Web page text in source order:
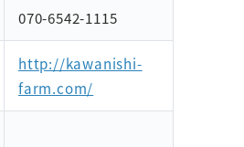
070-6542-1115
http://kawanishi-
farm.com/